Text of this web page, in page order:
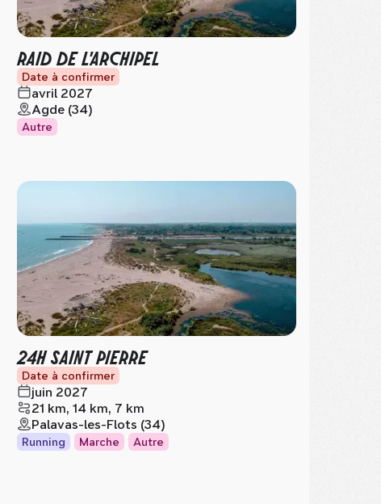
RAID DE L'ARCHIPEL
Date à confirmer
avril 2027
Agde (34)
Autre
24H SAINT PIERRE
Date à confirmer
juin 2027
21 km, 14 km, 7 km
Palavas-les-Flots (34)
Running Marche Autre